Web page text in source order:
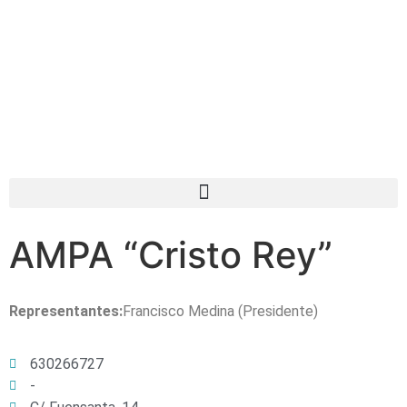
AMPA “Cristo Rey”
Representantes:Francisco Medina (Presidente)
630266727
-